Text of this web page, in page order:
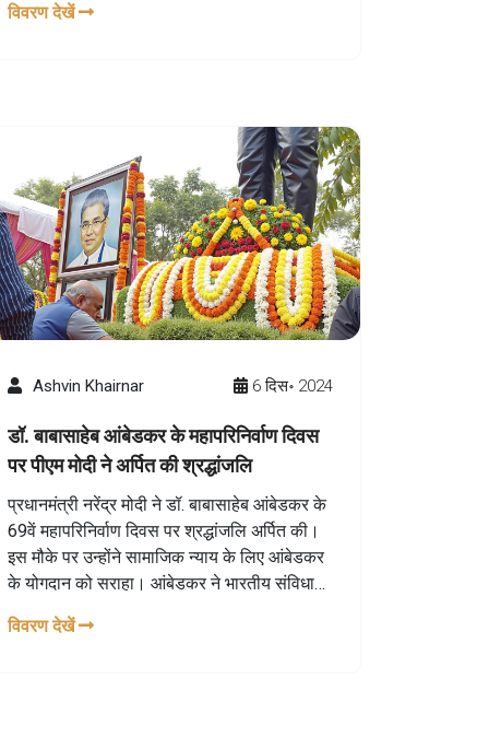
चौरसिया ने इस पर चिंता जताई है। जाकिर एक
विवरण देखें
Ashvin Khairnar 6 दिस॰ 2024
डॉ. बाबासाहेब आंबेडकर के महापरिनिर्वाण दिवस
पर पीएम मोदी ने अर्पित की श्रद्धांजलि
प्रधानमंत्री नरेंद्र मोदी ने डॉ. बाबासाहेब आंबेडकर के
69वें महापरिनिर्वाण दिवस पर श्रद्धांजलि अर्पित की।
इस मौके पर उन्होंने सामाजिक न्याय के लिए आंबेडकर
के योगदान को सराहा। आंबेडकर ने भारतीय संविधान
अपना जीवन समर्पित किया। इस अवसर पर अन्य
विवरण देखें